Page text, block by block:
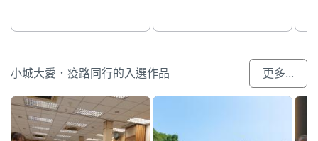
小城大愛．疫路同行的入選作品 更多...